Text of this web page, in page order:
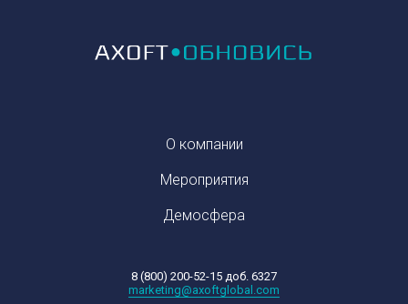
О компании
Мероприятия
Демосфера
8 (800) 200-52-15 доб. 6327
marketing@axoftglobal.com